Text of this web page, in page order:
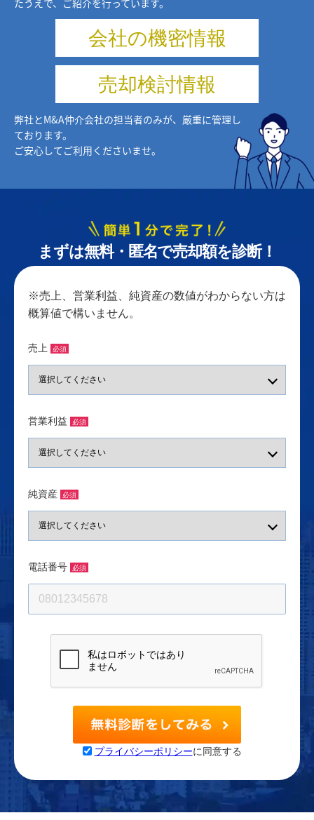
たうえで、 ご紹介を行っています。
会社の機密情報
売却検討情報
弊社とM&A仲介会社の担当者のみが、厳重に管理し
ております。
ご安心してご利用くださいませ。
まずは無料・匿名で売却額を診断！
※売上、営業利益、純資産の数値がわからない方は
概算値で構いません。
売上 必須
営業利益 必須
純資産 必須
電話番号 必須
プライバシーポリシーに同意する